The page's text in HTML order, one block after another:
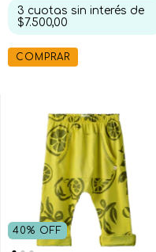
3 cuotas sin interés de
$7.500,00
COMPRAR
40% OFF